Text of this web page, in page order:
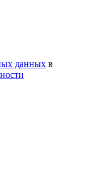
данных в